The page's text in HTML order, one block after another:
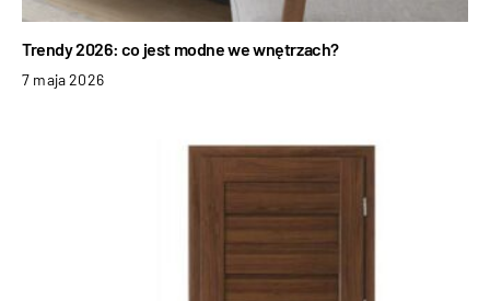
Trendy 2026: co jest modne we wnętrzach?
7 maja 2026